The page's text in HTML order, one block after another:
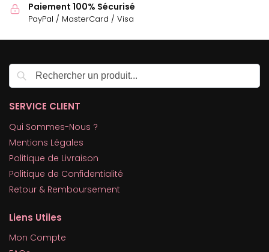
Paiement 100% Sécurisé
PayPal / MasterCard / Visa
SERVICE CLIENT
Qui Sommes-Nous ?
Mentions Légales
Politique de Livraison
Politique de Confidentialité
Retour & Remboursement
Liens Utiles
Mon Compte